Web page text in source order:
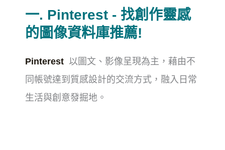
一. Pinterest - 找創作靈感
的圖像資料庫推薦!
Pinterest 以圖文、影像呈現為主，藉由不
同帳號達到質感設計的交流方式，融入日常
生活與創意發掘地。